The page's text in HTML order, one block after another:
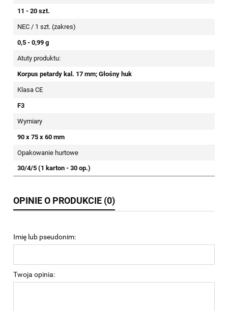
11 - 20 szt.
NEC / 1 szt. (zakres)
0,5 - 0,99 g
Atuty produktu:
Korpus petardy kal. 17 mm; Głośny huk
Klasa CE
F3
Wymiary
90 x 75 x 60 mm
Opakowanie hurtowe
30/4/5 (1 karton - 30 op.)
OPINIE O PRODUKCIE (0)
Imię lub pseudonim:
Twoja opinia: